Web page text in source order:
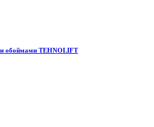
обоймами TEHNOLIFT